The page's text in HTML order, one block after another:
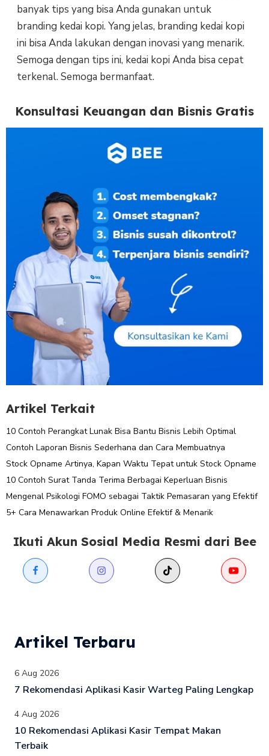
banyak tips yang bisa Anda gunakan untuk
branding kedai kopi. Yang jelas, branding kedai kopi
ini bisa Anda lakukan dengan inovasi yang menarik.
Semoga dengan tips ini, kedai kopi Anda bisa cepat
terkenal. Semoga bermanfaat.
Konsultasi Keuangan dan Bisnis Gratis
Artikel Terkait
10 Contoh Perangkat Lunak Bisa Bantu Bisnis Lebih Optimal
Contoh Laporan Bisnis Sederhana dan Cara Membuatnya
Stock Opname Artinya, Kapan Waktu Tepat untuk Stock Opname
10 Contoh Surat Tanda Terima Berbagai Keperluan Bisnis
Mengenal Psikologi FOMO sebagai Taktik Pemasaran yang Efektif
5+ Cara Menawarkan Produk Online Efektif & Menarik
Ikuti Akun Sosial Media Resmi dari Bee
Artikel Terbaru
6 Aug 2026
7 Rekomendasi Aplikasi Kasir Warteg Paling Lengkap
4 Aug 2026
10 Rekomendasi Aplikasi Kasir Tempat Makan
Terbaik